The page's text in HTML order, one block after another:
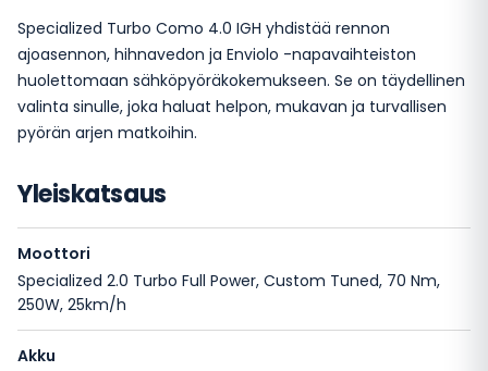
Specialized Turbo Como 4.0 IGH yhdistää rennon
ajoasennon, hihnavedon ja Enviolo -napavaihteiston
huolettomaan sähköpyöräkokemukseen. Se on täydellinen
valinta sinulle, joka haluat helpon, mukavan ja turvallisen
pyörän arjen matkoihin.
Yleiskatsaus
Moottori
Specialized 2.0 Turbo Full Power, Custom Tuned, 70 Nm,
250W, 25km/h
Akku